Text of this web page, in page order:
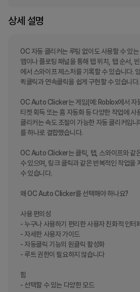
상세 설명
OC 자동 클리커는 루팅 없이도 사용할 수 있
앱이나 플로팅 패널을 통해 탭 위치, 탭 순서,
에서 스와이프 제스처를 기록할 수 있습니다.
퀵클릭과 연속클릭을 쉽게 구현할 수 있습니다.
OC Auto Clicker는 게임(예: Roblox에서 자
티켓 획득 또는 홈 자동화 등 다양한 작업에 사
클리커는 속도 조절이 가능한 자동 클리커입
를 하나로 결합했습니다.
OC Auto Clicker는 클릭, 탭, 스와이프와 같
수 있으며, 링크 클릭과 같은 반복적인 작업을
수 있습니다.
왜 OC Auto Clicker를 선택해야 하나요?
사용 편의성
- 누구나 사용하기 편리한 사용자 친화적 인터
- 자세한 사용자 가이드
- 자동클릭 기능의 원클릭 활성화
- 루트 권한이 필요하지 않습니다
힘
- 선택할 수 있는 다양한 모드